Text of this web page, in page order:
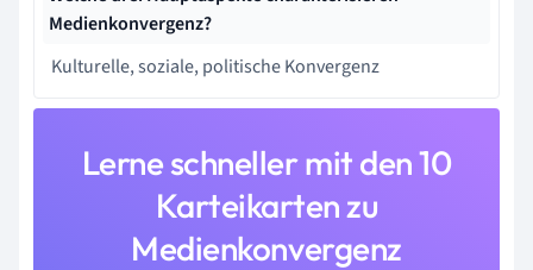
Medienkonvergenz?
Kulturelle, soziale, politische Konvergenz
Lerne schneller mit den 10
Karteikarten zu
Medienkonvergenz